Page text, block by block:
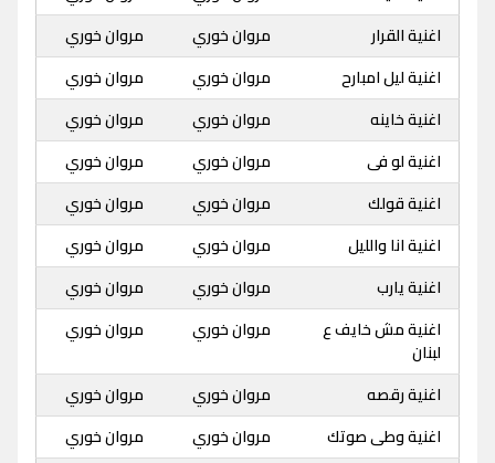
اغنية القرار
مروان خوري
مروان خوري
اغنية ليل امبارح
مروان خوري
مروان خوري
اغنية خاينه
مروان خوري
مروان خوري
اغنية لو فى
مروان خوري
مروان خوري
اغنية قولك
مروان خوري
مروان خوري
اغنية انا والليل
مروان خوري
مروان خوري
اغنية يارب
مروان خوري
مروان خوري
اغنية مش خايف ع
لبنان
مروان خوري مروان خوري
اغنية رقصه مروان خوري
مروان خوري
اغنية وطى صوتك
مروان خوري
مروان خوري